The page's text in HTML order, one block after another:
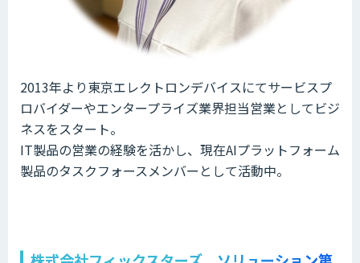
2013年より東京エレクトロンデバイスにてサービスプ
ロバイダーやエンタープライズ業界担当営業としてビジ
ネスをスタート。
IT製品の営業の経験を活かし、現在AIプラットフォーム
製品のタスクフォースメンバーとして活動中。